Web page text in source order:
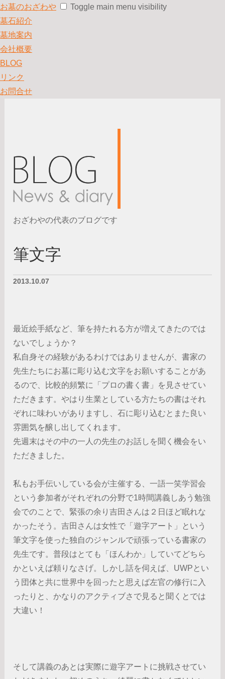
お墓のおざわや
Toggle main menu visibility
墓石紹介
墓地案内
会社概要
BLOG
リンク
お問合せ
おざわやの代表のブログです
筆文字
2013.10.07
最近絵手紙など、筆を持たれる方が増えてきたのでは
ないでしょうか？
私自身その経験があるわけではありませんが、書家の
先生たちにお墓に彫り込む文字をお願いすることがあ
るので、比較的頻繁に「プロの書く書」を見させてい
ただきます。やはり生業としている方たちの書はそれ
ぞれに味わいがありますし、石に彫り込むとまた良い
雰囲気を醸し出してくれます。
先週末はその中の一人の先生のお話しを聞く機会をい
ただきました。
私もお手伝いしている会が主催する、一語一笑学習会
という参加者がそれぞれの分野で1時間講義しあう勉強
会でのことで、緊張の余り吉田さんは２日ほど眠れな
かったそう。吉田さんは女性で「遊字アート」という
筆文字を使った独自のジャンルで頑張っている書家の
先生です。普段はとても「ほんわか」していてどちら
かといえば頼りなさげ。しかし話を伺えば、UWPとい
う団体と共に世界中を回ったと思えば左官の修行に入
ったりと、かなりのアクティブさで見ると聞くとでは
大違い！
そして講義のあとは実際に遊字アートに挑戦させてい